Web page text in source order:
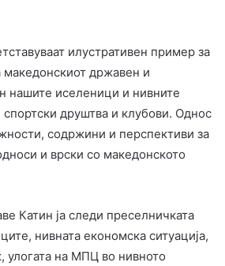
илустративен пример за
државен и
нашите иселеници и нивните
спортски друштва и клубови. Однос
содржини и перспективи за
и врски со македонското
Катин ја следи преселничката
нивната економска ситуација,
улогата на МПЦ во нивното